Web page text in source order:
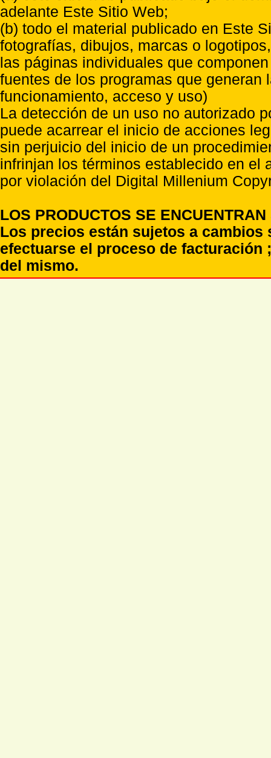
adelante Este Sitio Web;
(b) todo el material publicado en Este
fotografías, dibujos, marcas o
las páginas individuales que
fuentes de los programas que
funcionamiento, acceso y uso)
La detección de un uso no autorizado
puede acarrear el inicio de acciones
sin perjuicio del inicio de un
infrinjan los términos establecido en el
por violación del Digital Millenium
LOS PRODUCTOS SE
Los precios están sujetos a
efectuarse el proceso de
del mismo.